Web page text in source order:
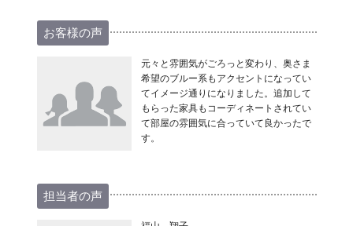
お客様の声
元々と雰囲気がごろっと変わり、奥さま
希望のブルー系もアクセントになってい
てイメージ通りになりました。追加して
もらった家具もコーディネートされてい
て部屋の雰囲気に合っていて良かったで
す。
担当者の声